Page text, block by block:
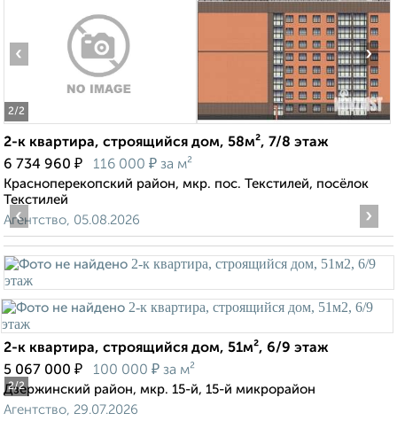
2/2
‹ ›
2-к квартира, строящийся дом, 58м², 7/8 этаж
6 734 960 ₽ 116 000 ₽ за м²
Красноперекопский район, мкр. пос. Текстилей, посёлок
Текстилей
Агентство, 05.08.2026
2/2
‹ ›
2-к квартира, строящийся дом, 51м², 6/9 этаж
5 067 000 ₽ 100 000 ₽ за м²
Дзержинский район, мкр. 15-й, 15-й микрорайон
Агентство, 29.07.2026